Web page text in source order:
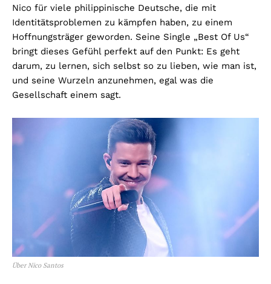
Nico für viele philippinische Deutsche, die mit
Identitätsproblemen zu kämpfen haben, zu einem
Hoffnungsträger geworden. Seine Single „Best Of Us“
bringt dieses Gefühl perfekt auf den Punkt: Es geht
darum, zu lernen, sich selbst so zu lieben, wie man ist,
und seine Wurzeln anzunehmen, egal was die
Gesellschaft einem sagt.
Über Nico Santos